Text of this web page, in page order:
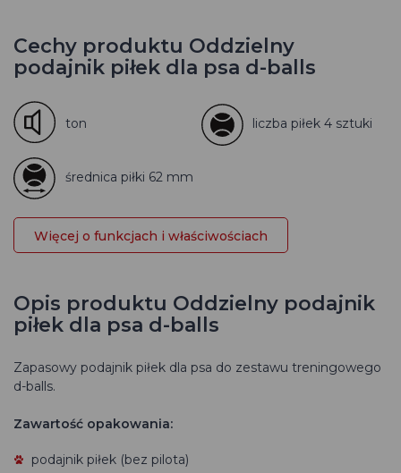
Cechy produktu Oddzielny
podajnik piłek dla psa d-balls
ton liczba piłek 4 sztuki
średnica piłki 62 mm
Więcej o funkcjach i właściwościach
Opis produktu Oddzielny podajnik
piłek dla psa d-balls
Zapasowy podajnik piłek dla psa do zestawu treningowego
d-balls.
Zawartość opakowania:
podajnik piłek (bez pilota)